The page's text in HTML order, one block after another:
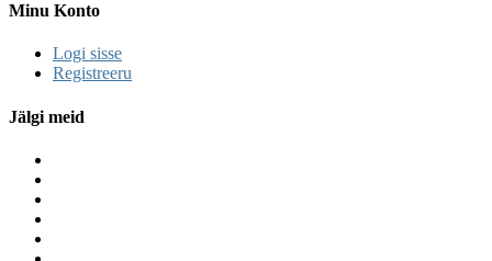
Minu Konto
Logi sisse
Registreeru
Jälgi meid